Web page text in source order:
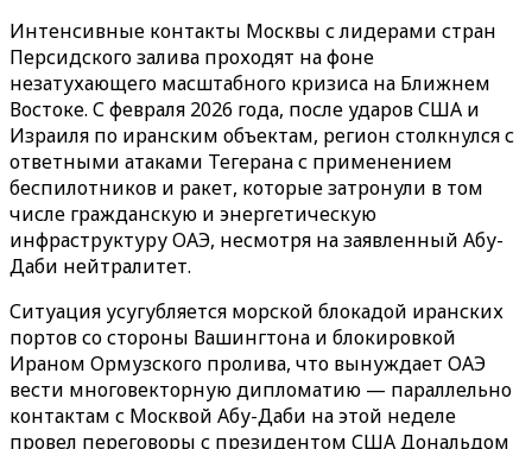
Интенсивные контакты Москвы с лидерами стран
Персидского залива проходят на фоне
незатухающего масштабного кризиса на Ближнем
Востоке. С февраля 2026 года, после ударов США и
Израиля по иранским объектам, регион столкнулся с
ответными атаками Тегерана с применением
беспилотников и ракет, которые затронули в том
числе гражданскую и энергетическую
инфраструктуру ОАЭ, несмотря на заявленный Абу-
Даби нейтралитет.
Ситуация усугубляется морской блокадой иранских
портов со стороны Вашингтона и блокировкой
Ираном Ормузского пролива, что вынуждает ОАЭ
вести многовекторную дипломатию — параллельно
контактам с Москвой Абу-Даби на этой неделе
провел переговоры с президентом США Дональдом